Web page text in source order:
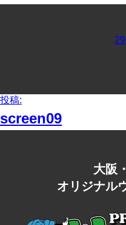
フ
投
ナ
投稿:
screen09
大阪
オリジナル